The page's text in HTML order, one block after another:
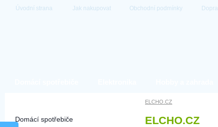
Úvodní strana Jak nakupovat Obchodní podmínky
Domácí spotřebiče
ELCHO.CZ
ELCHO.CZ